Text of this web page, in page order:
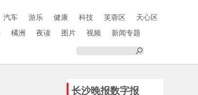
汽车 游乐 健康 科技 芙蓉区
天心区
橘洲 夜读 图片 视频
新闻专题
长沙晚报数字报